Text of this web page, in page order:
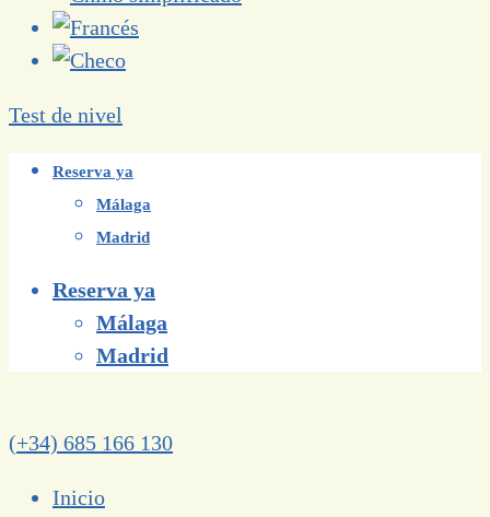
Test de nivel
Reserva ya
Málaga
Madrid
Reserva ya
Málaga
Madrid
(+34) 685 166 130
Inicio